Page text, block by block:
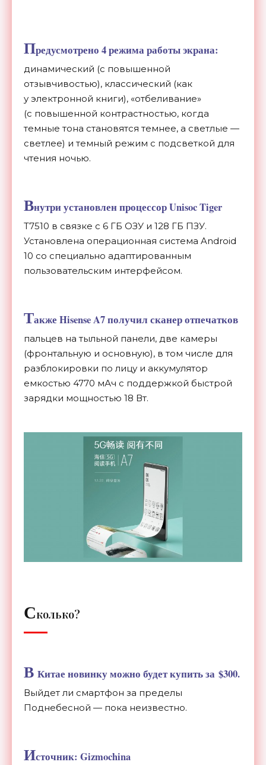
Предусмотрено 4 режима работы экрана:
динамический (с повышенной
отзывчивостью), классический (как
у электронной книги), «отбеливание»
(с повышенной контрастностью, когда
темные тона становятся темнее, а светлые —
светлее) и темный режим с подсветкой для
чтения ночью.
Внутри установлен процессор Unisoc Tiger
T7510 в связке с 6 ГБ ОЗУ и 128 ГБ ПЗУ.
Установлена операционная система Android
10 со специально адаптированным
пользовательским интерфейсом.
Также Hisense A7 получил сканер отпечатков
пальцев на тыльной панели, две камеры
(фронтальную и основную), в том числе для
разблокировки по лицу и аккумулятор
емкостью 4770 мАч с поддержкой быстрой
зарядки мощностью 18 Вт.
Сколько?
В Китае новинку можно будет купить за $300.
Выйдет ли смартфон за пределы
Поднебесной — пока неизвестно.
Источник: Gizmochina